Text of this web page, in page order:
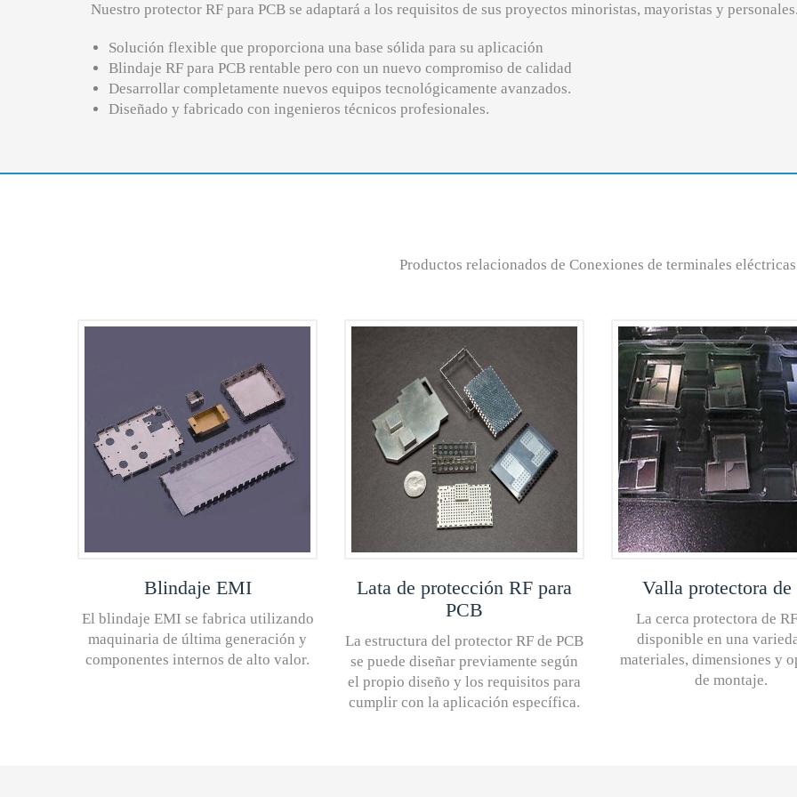
Nuestro protector RF para PCB se adaptará a los requisitos de sus proyectos minoristas, mayoristas y
Solución flexible que proporciona una base sólida para su aplicación
Blindaje RF para PCB rentable pero con un nuevo compromiso de calidad
Desarrollar completamente nuevos equipos tecnológicamente avanzados.
Diseñado y fabricado con ingenieros técnicos profesionales.
Productos relacionados de Conexiones de terminales eléctricas
Blindaje EMI
El blindaje EMI se fabrica utilizando
maquinaria de última generación y
componentes internos de alto valor.
Lata de protección RF para
PCB
La estructura del protector RF de PCB
se puede diseñar previamente según
el propio diseño y los requisitos para
cumplir con la aplicación específica.
Valla protectora de
La cerca protectora de
disponible en una
materiales, dimensiones y
de montaje.